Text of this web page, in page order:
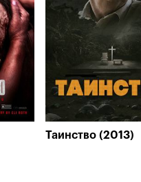
Таинство (2013)